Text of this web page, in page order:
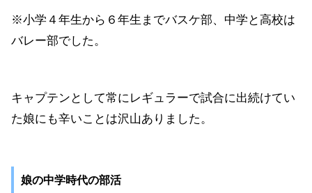
※小学４年生から６年生までバスケ部、中学と高校は
バレー部でした。
キャプテンとして常にレギュラーで試合に出続けてい
た娘にも辛いことは沢山ありました。
娘の中学時代の部活